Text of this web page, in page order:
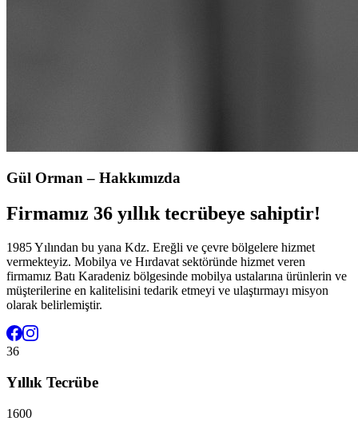
Gül Orman – Hakkımızda
Firmamız 36 yıllık tecrübeye sahiptir!
1985 Yılından bu yana Kdz. Ereğli ve çevre bölgelere hizmet
vermekteyiz. Mobilya ve Hırdavat sektöründe hizmet veren
firmamız Batı Karadeniz bölgesinde mobilya ustalarına ürünlerin ve
müşterilerine en kalitelisini tedarik etmeyi ve ulaştırmayı misyon
olarak belirlemiştir.
36
Yıllık Tecrübe
1600